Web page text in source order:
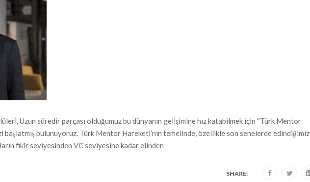
Uzun süredir parçası olduğumuz bu dünyanın gelişimine hız katabilmek için “Türk Mentor
başlatmış bulunuyoruz. Türk Mentor Hareketi’nin temelinde, özellikle son senelerde edindiğimiz
fikir seviyesinden VC seviyesine kadar elinden
SHARE: